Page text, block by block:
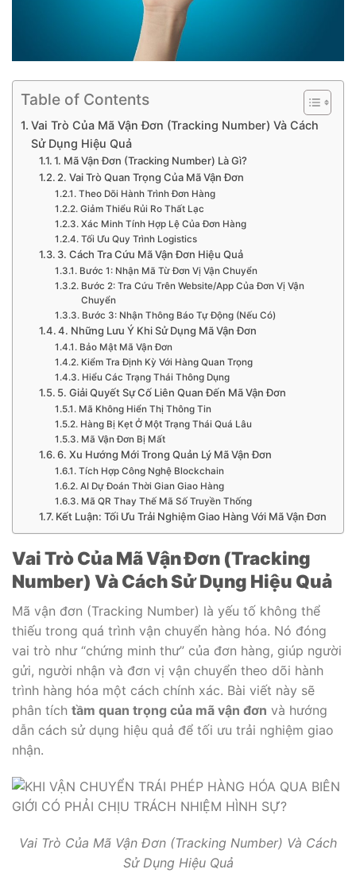
Table of Contents
Vai Trò Của Mã Vận Đơn (Tracking Number) Và Cách
Sử Dụng Hiệu Quả
1. Mã Vận Đơn (Tracking Number) Là Gì?
2. Vai Trò Quan Trọng Của Mã Vận Đơn
Theo Dõi Hành Trình Đơn Hàng
Giảm Thiểu Rủi Ro Thất Lạc
Xác Minh Tính Hợp Lệ Của Đơn Hàng
Tối Ưu Quy Trình Logistics
3. Cách Tra Cứu Mã Vận Đơn Hiệu Quả
Bước 1: Nhận Mã Từ Đơn Vị Vận Chuyển
Bước 2: Tra Cứu Trên Website/App Của Đơn Vị Vận
Chuyển
Bước 3: Nhận Thông Báo Tự Động (Nếu Có)
4. Những Lưu Ý Khi Sử Dụng Mã Vận Đơn
Bảo Mật Mã Vận Đơn
Kiểm Tra Định Kỳ Với Hàng Quan Trọng
Hiểu Các Trạng Thái Thông Dụng
5. Giải Quyết Sự Cố Liên Quan Đến Mã Vận Đơn
Mã Không Hiển Thị Thông Tin
Hàng Bị Kẹt Ở Một Trạng Thái Quá Lâu
Mã Vận Đơn Bị Mất
6. Xu Hướng Mới Trong Quản Lý Mã Vận Đơn
Tích Hợp Công Nghệ Blockchain
AI Dự Đoán Thời Gian Giao Hàng
Mã QR Thay Thế Mã Số Truyền Thống
Kết Luận: Tối Ưu Trải Nghiệm Giao Hàng Với Mã Vận Đơn
Vai Trò Của Mã Vận Đơn (Tracking
Number) Và Cách Sử Dụng Hiệu Quả
Mã vận đơn (Tracking Number) là yếu tố không thể
thiếu trong quá trình vận chuyển hàng hóa. Nó đóng
vai trò như “chứng minh thư” của đơn hàng, giúp người
gửi, người nhận và đơn vị vận chuyển theo dõi hành
trình hàng hóa một cách chính xác. Bài viết này sẽ
phân tích tầm quan trọng của mã vận đơn và hướng
dẫn cách sử dụng hiệu quả để tối ưu trải nghiệm giao
nhận.
Vai Trò Của Mã Vận Đơn (Tracking Number) Và Cách
Sử Dụng Hiệu Quả